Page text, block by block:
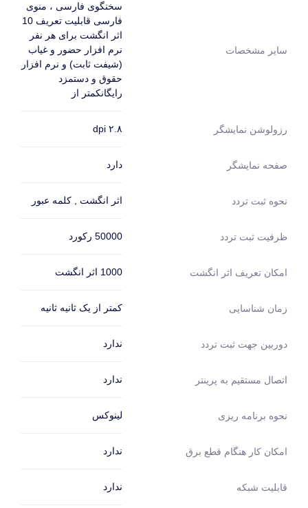
سایر مشخصات
سخنگوی فارسی ، منوی
فارسی قابلیت تعریف 10
اثر انگشت برای هر نفر
نرم افزار حضور و غیاب
(شیفت ثابت) و نرم افزار
حقوق و دستمزد
رایگانکمتر از
رزولوشن نمایشگر ۲.۸ dpi
صفحه نمایشگر دارد
نحوه ثبت تردد اثر انگشت , کلمه عبور
ظرفیت ثبت تردد 50000 رکورد
امکان تعریف اثر انگشت 1000 اثر انگشت
زمان شناسایی کمتر از یک ثانیه ثانیه
دوربین جهت ثبت تردد ندارد
اتصال مستقیم به پرینتر ندارد
نحوه برنامه ریزی لینوکس
امکان کار هنگام قطع برق ندارد
قابلیت شبکه ندارد